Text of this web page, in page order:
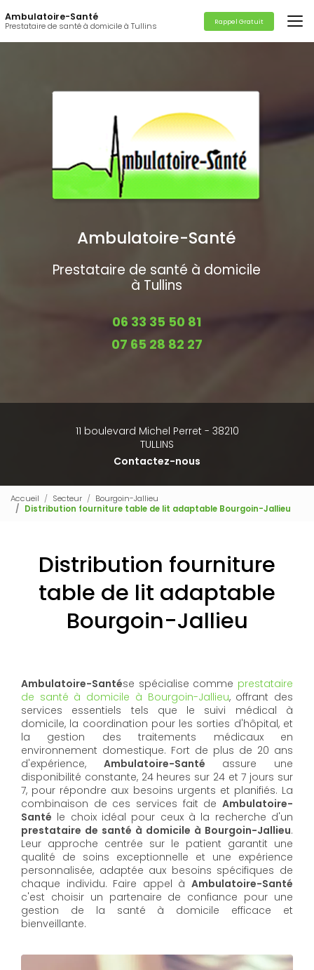
au
contenu
principal
Ambulatoire-Santé
Prestataire de santé à domicile à Tullins Rappel Gratuit
Ambulatoire-Santé
Prestataire de santé à domicile
à Tullins
06 33 35 50 81
07 65 28 82 27
11 boulevard Michel Perret - 38210
TULLINS
Contactez-nous
Accueil Secteur
Bourgoin-Jallieu
Distribution fourniture table de lit adaptable Bourgoin-Jallieu
Distribution fourniture
table de lit adaptable
Bourgoin-Jallieu
Ambulatoire-Santése spécialise comme prestataire
de santé à domicile à Bourgoin-Jallieu, offrant des
services essentiels tels que le suivi médical à
domicile, la coordination pour les sorties d'hôpital, et
la gestion des traitements médicaux en
environnement domestique. Fort de plus de 20 ans
d'expérience, Ambulatoire-Santé assure une
disponibilité constante, 24 heures sur 24 et 7 jours sur
7, pour répondre aux besoins urgents et planifiés. La
combinaison de ces services fait de Ambulatoire-
Santé le choix idéal pour ceux à la recherche d'un
prestataire de santé à domicile à Bourgoin-Jallieu.
Leur approche centrée sur le patient garantit une
qualité de soins exceptionnelle et une expérience
personnalisée, adaptée aux besoins spécifiques de
chaque individu. Faire appel à Ambulatoire-Santé
c'est choisir un partenaire de confiance pour une
gestion de la santé à domicile efficace et
bienveillante.